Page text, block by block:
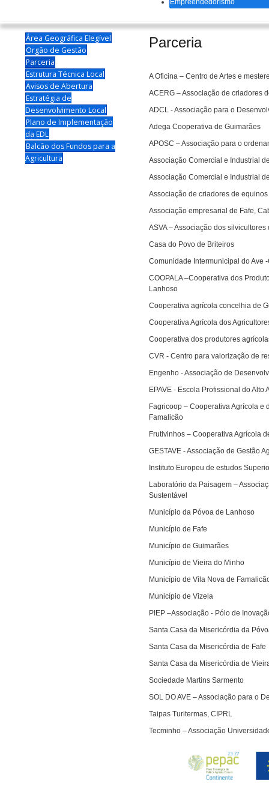
Empreendedorismo
Área Geográfica Elegível
Orgão de Gestão
Parceria
Estrutura Técnica Local
Avisos de Abertura
Estratégia de
Desenvolvimento Local
Plano de Implementação
da EDL
Balcão dos Fundos para a
Agricultura
Parceria
A Oficina – Centro de Artes e
ACERG – Associação de criadores
ADCL - Associação para o
Adega Cooperativa de Guimarães
APOSC – Associação para o
Associação Comercial e Industrial
Associação Comercial e Industrial
Associação de criadores de
Associação empresarial de Fafe,
ASVA – Associação dos silvicultores
Casa do Povo de Briteiros
Comunidade Intermunicipal do Ave -
COOPALA –Cooperativa dos
Lanhoso
Cooperativa agrícola concelhia de
Cooperativa Agrícola dos
Cooperativa dos produtores
CVR - Centro para valorização de
Engenho - Associação de
EPAVE - Escola Profissional do Alto
Fagricoop – Cooperativa Agrícola e
Famalicão
Frutivinhos – Cooperativa Agrícola
GESTAVE - Associação de Gestão
Instituto Europeu de estudos
Laboratório da Paisagem –
Sustentável
Município da Póvoa de Lanhoso
Município de Fafe
Município de Guimarães
Município de Vieira do Minho
Município de Vila Nova de
Município de Vizela
PIEP –Associação - Pólo de
Santa Casa da Misericórdia da
Santa Casa da Misericórdia de Fafe
Santa Casa da Misericórdia de
Sociedade Martins Sarmento
SOL DO AVE – Associação para o
Taipas Turitermas, CIPRL
Tecminho – Associação